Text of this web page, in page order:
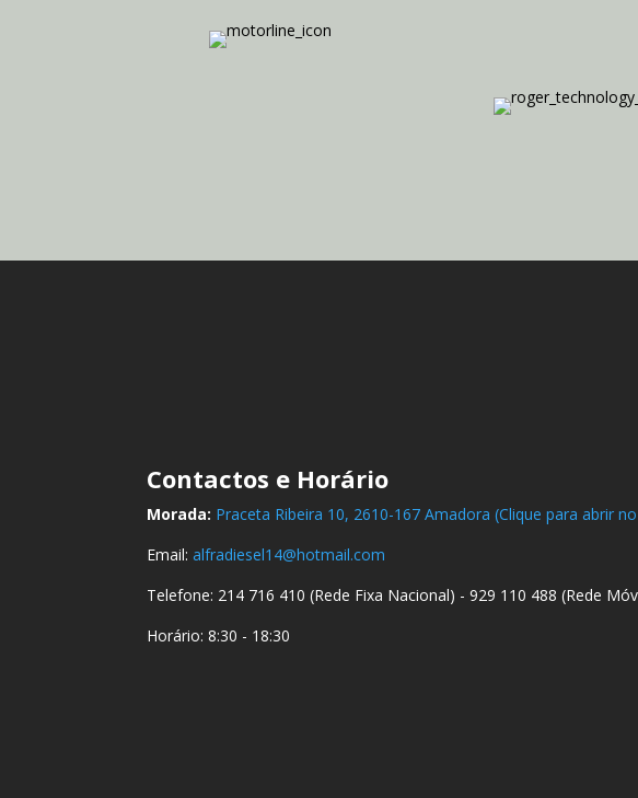
Contactos e Horário
Morada: Praceta Ribeira 10, 2610-167 Amadora (Clique para abrir
Email:alfradiesel14@hotmail.com
Telefone: 214 716 410 (Rede Fixa Nacional) - 929 110 488 (Rede
Horário: 8:30 - 18:30